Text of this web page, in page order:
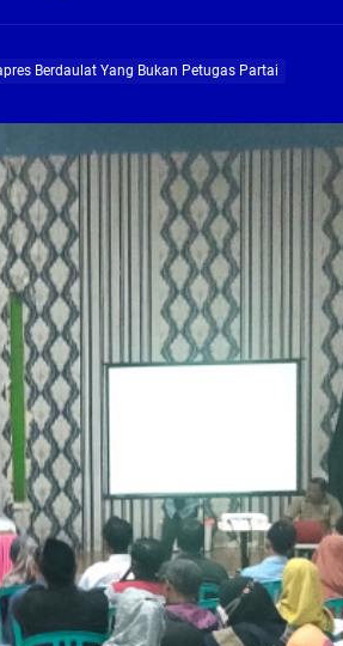
Gedangan Semakin Dekat
dan Urangagung
Komisi B Dua Kali Panggil Pansel Dan Minta
Berdaulat Yang Bukan Petugas Partai